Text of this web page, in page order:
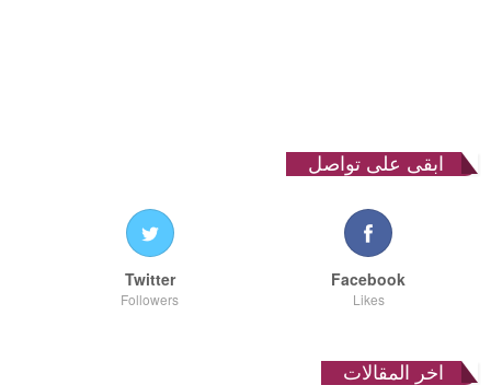
ابقى على تواصل
Facebook
Likes
Twitter
Followers
اخر المقالات